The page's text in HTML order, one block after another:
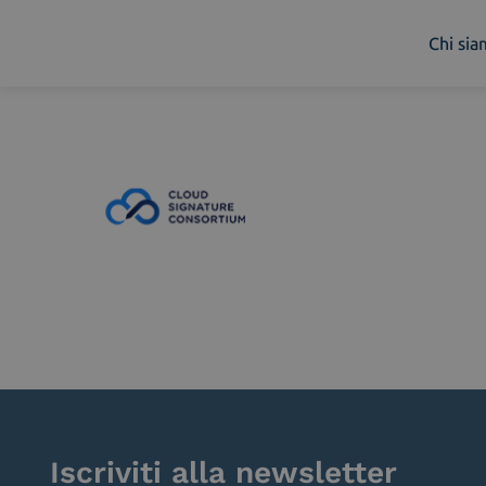
Chi
Piattaforme
Industry
Iscriviti alla newsletter